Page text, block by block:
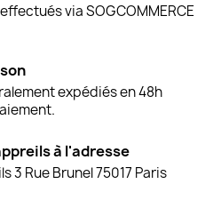
via SOGCOMMERCE
expédiés en 48h
à l'adresse
3 Rue Brunel 75017 Paris